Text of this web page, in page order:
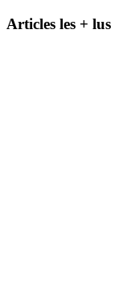
Articles les + lus